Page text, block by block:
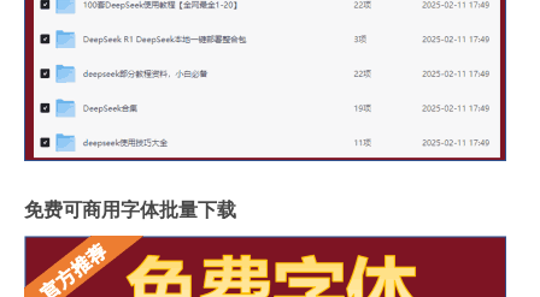
免费可商用字体批量下载